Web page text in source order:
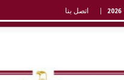
اتصل بنا